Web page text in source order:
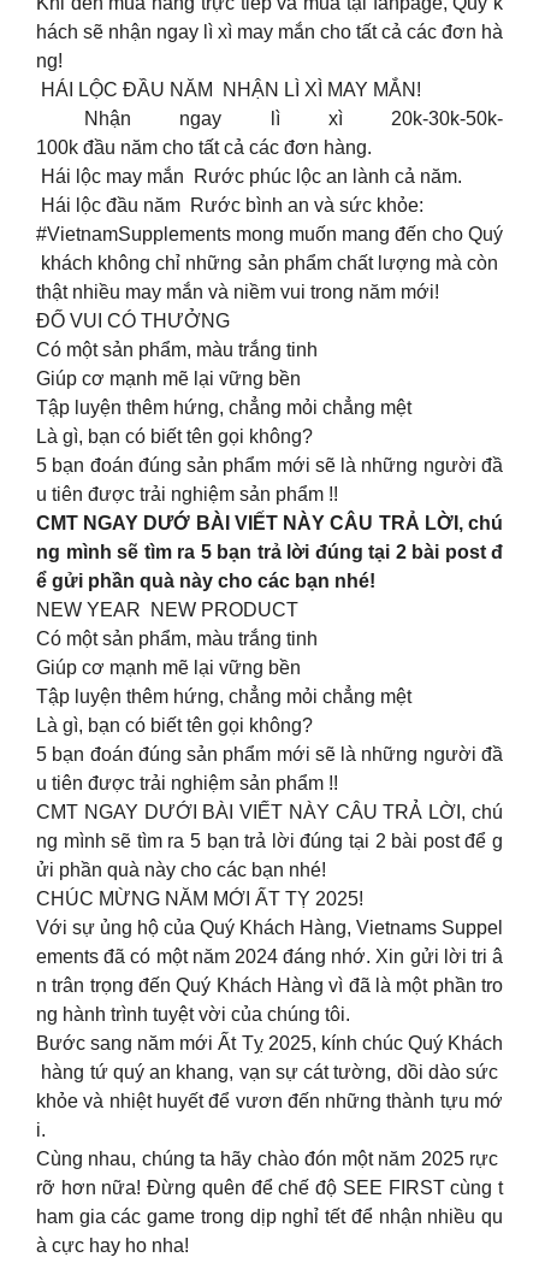
hách sẽ nhận ngay lì xì may mắn cho tất cả các đơn hà
ng!
HÁI LỘC ĐẦU NĂM NHẬN LÌ XÌ MAY MẮN!
Nhận ngay lì xì 20k-30k-50k-
100k đầu năm cho tất cả các đơn hàng.
Hái lộc may mắn Rước phúc lộc an lành cả năm.
Hái lộc đầu năm Rước bình an và sức khỏe:
#VietnamSupplements mong muốn mang đến cho Quý
khách không chỉ những sản phẩm chất lượng mà còn
thật nhiều may mắn và niềm vui trong năm mới!
ĐỐ VUI CÓ THƯỞNG
Có một sản phẩm, màu trắng tinh
Giúp cơ mạnh mẽ lại vững bền
Tập luyện thêm hứng, chẳng mỏi chẳng mệt
Là gì, bạn có biết tên gọi không?
5 bạn đoán đúng sản phẩm mới sẽ là những người đầ
u tiên được trải nghiệm sản phẩm !!
CMT NGAY DƯỚ BÀI VIẾT NÀY CÂU TRẢ LỜI, chú
ng mình sẽ tìm ra 5 bạn trả lời đúng tại 2 bài post đ
ể gửi phần quà này cho các bạn nhé!
NEW YEAR NEW PRODUCT
Có một sản phẩm, màu trắng tinh
Giúp cơ mạnh mẽ lại vững bền
Tập luyện thêm hứng, chẳng mỏi chẳng mệt
Là gì, bạn có biết tên gọi không?
5 bạn đoán đúng sản phẩm mới sẽ là những người đầ
u tiên được trải nghiệm sản phẩm !!
CMT NGAY DƯỚI BÀI VIẾT NÀY CÂU TRẢ LỜI, chú
ng mình sẽ tìm ra 5 bạn trả lời đúng tại 2 bài post để g
ửi phần quà này cho các bạn nhé!
CHÚC MỪNG NĂM MỚI ẤT TỴ 2025!
Với sự ủng hộ của Quý Khách Hàng, Vietnams Suppel
ements đã có một năm 2024 đáng nhớ. Xin gửi lời tri â
n trân trọng đến Quý Khách Hàng vì đã là một phần tro
ng hành trình tuyệt vời của chúng tôi.
Bước sang năm mới Ất Tỵ 2025, kính chúc Quý Khách
hàng tứ quý an khang, vạn sự cát tường, dồi dào sức
khỏe và nhiệt huyết để vươn đến những thành tựu mớ
i.
Cùng nhau, chúng ta hãy chào đón một năm 2025 rực
rỡ hơn nữa! Đừng quên để chế độ SEE FIRST cùng t
ham gia các game trong dịp nghỉ tết để nhận nhiều qu
à cực hay ho nha!